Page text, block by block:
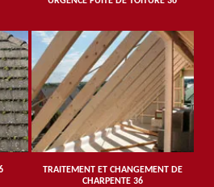
TRAITEMENT ET CHANGEMENT DE
CHARPENTE 36